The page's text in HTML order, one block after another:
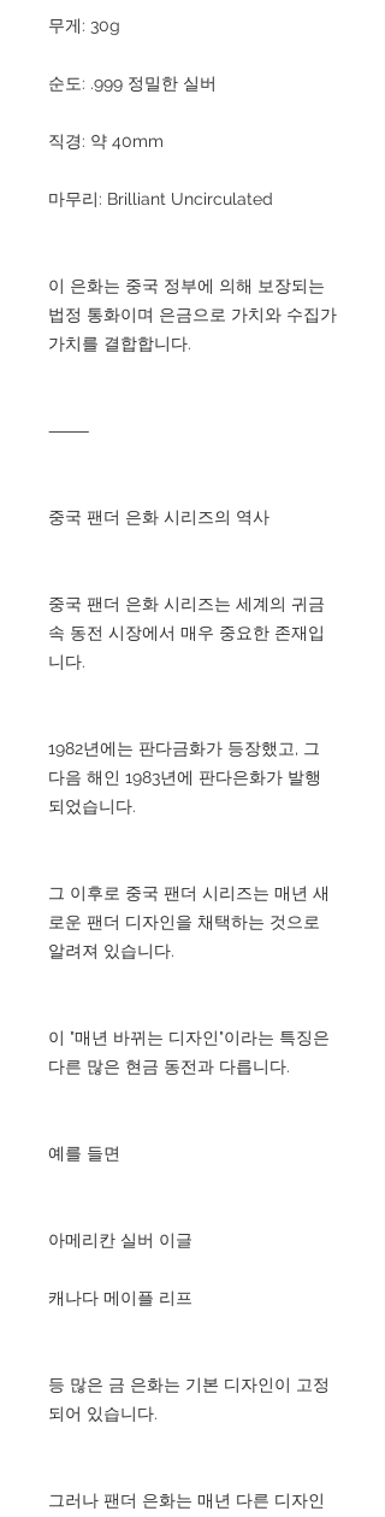
무게: 30g
순도: .999 정밀한 실버
직경: 약 40mm
마무리: Brilliant Uncirculated
이 은화는 중국 정부에 의해 보장되는
법정 통화이며 은금으로 가치와 수집가
가치를 결합합니다.
⸻
중국 팬더 은화 시리즈의 역사
중국 팬더 은화 시리즈는 세계의 귀금
속 동전 시장에서 매우 중요한 존재입
니다.
1982년에는 판다금화가 등장했고, 그
다음 해인 1983년에 판다은화가 발행
되었습니다.
그 이후로 중국 팬더 시리즈는 매년 새
로운 팬더 디자인을 채택하는 것으로
알려져 있습니다.
이 "매년 바뀌는 디자인"이라는 특징은
다른 많은 현금 동전과 다릅니다.
예를 들면
아메리칸 실버 이글
캐나다 메이플 리프
등 많은 금 은화는 기본 디자인이 고정
되어 있습니다.
그러나 팬더 은화는 매년 다른 디자인